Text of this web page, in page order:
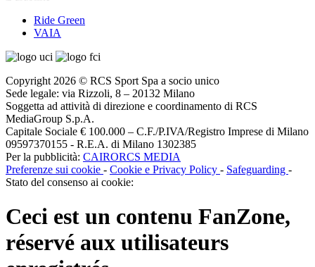
Ride Green
VAIA
Copyright 2026 © RCS Sport Spa a socio unico
Sede legale: via Rizzoli, 8 – 20132 Milano
Soggetta ad attività di direzione e coordinamento di RCS
MediaGroup S.p.A.
Capitale Sociale € 100.000 – C.F./P.IVA/Registro Imprese di Milano
09597370155 - R.E.A. di Milano 1302385
Per la pubblicità: CAIRORCS MEDIA
Preferenze sui cookie - Cookie e Privacy Policy - Safeguarding -
Stato del consenso ai cookie:
Ceci est un contenu FanZone,
réservé aux utilisateurs